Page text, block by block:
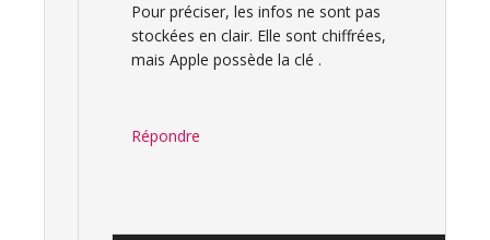
Pour préciser, les infos ne sont pas
stockées en clair. Elle sont chiffrées,
mais Apple possède la clé .
Répondre